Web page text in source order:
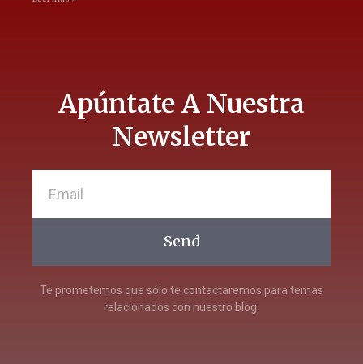
Apúntate A Nuestra
Newsletter
Send
Te prometemos que sólo te contactaremos para temas
relacionados con nuestro blog.